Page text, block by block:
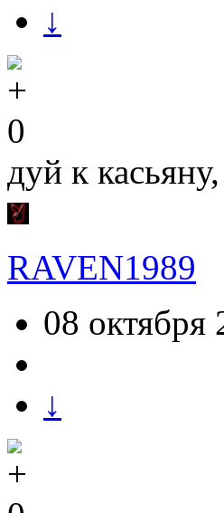
↓
0
дуй к
RAVEN1989
08 октября
↓